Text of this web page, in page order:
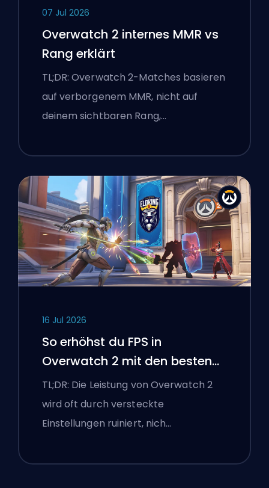
07 Jul 2026
Overwatch 2 internes MMR vs
Rang erklärt
TL;DR: Overwatch 2-Matches basieren
auf verborgenem MMR, nicht auf
deinem sichtbaren Rang,…
16 Jul 2026
So erhöhst du FPS in
Overwatch 2 mit den besten
Einstellungen
TL;DR: Die Leistung von Overwatch 2
wird oft durch versteckte
Einstellungen ruiniert, nich…